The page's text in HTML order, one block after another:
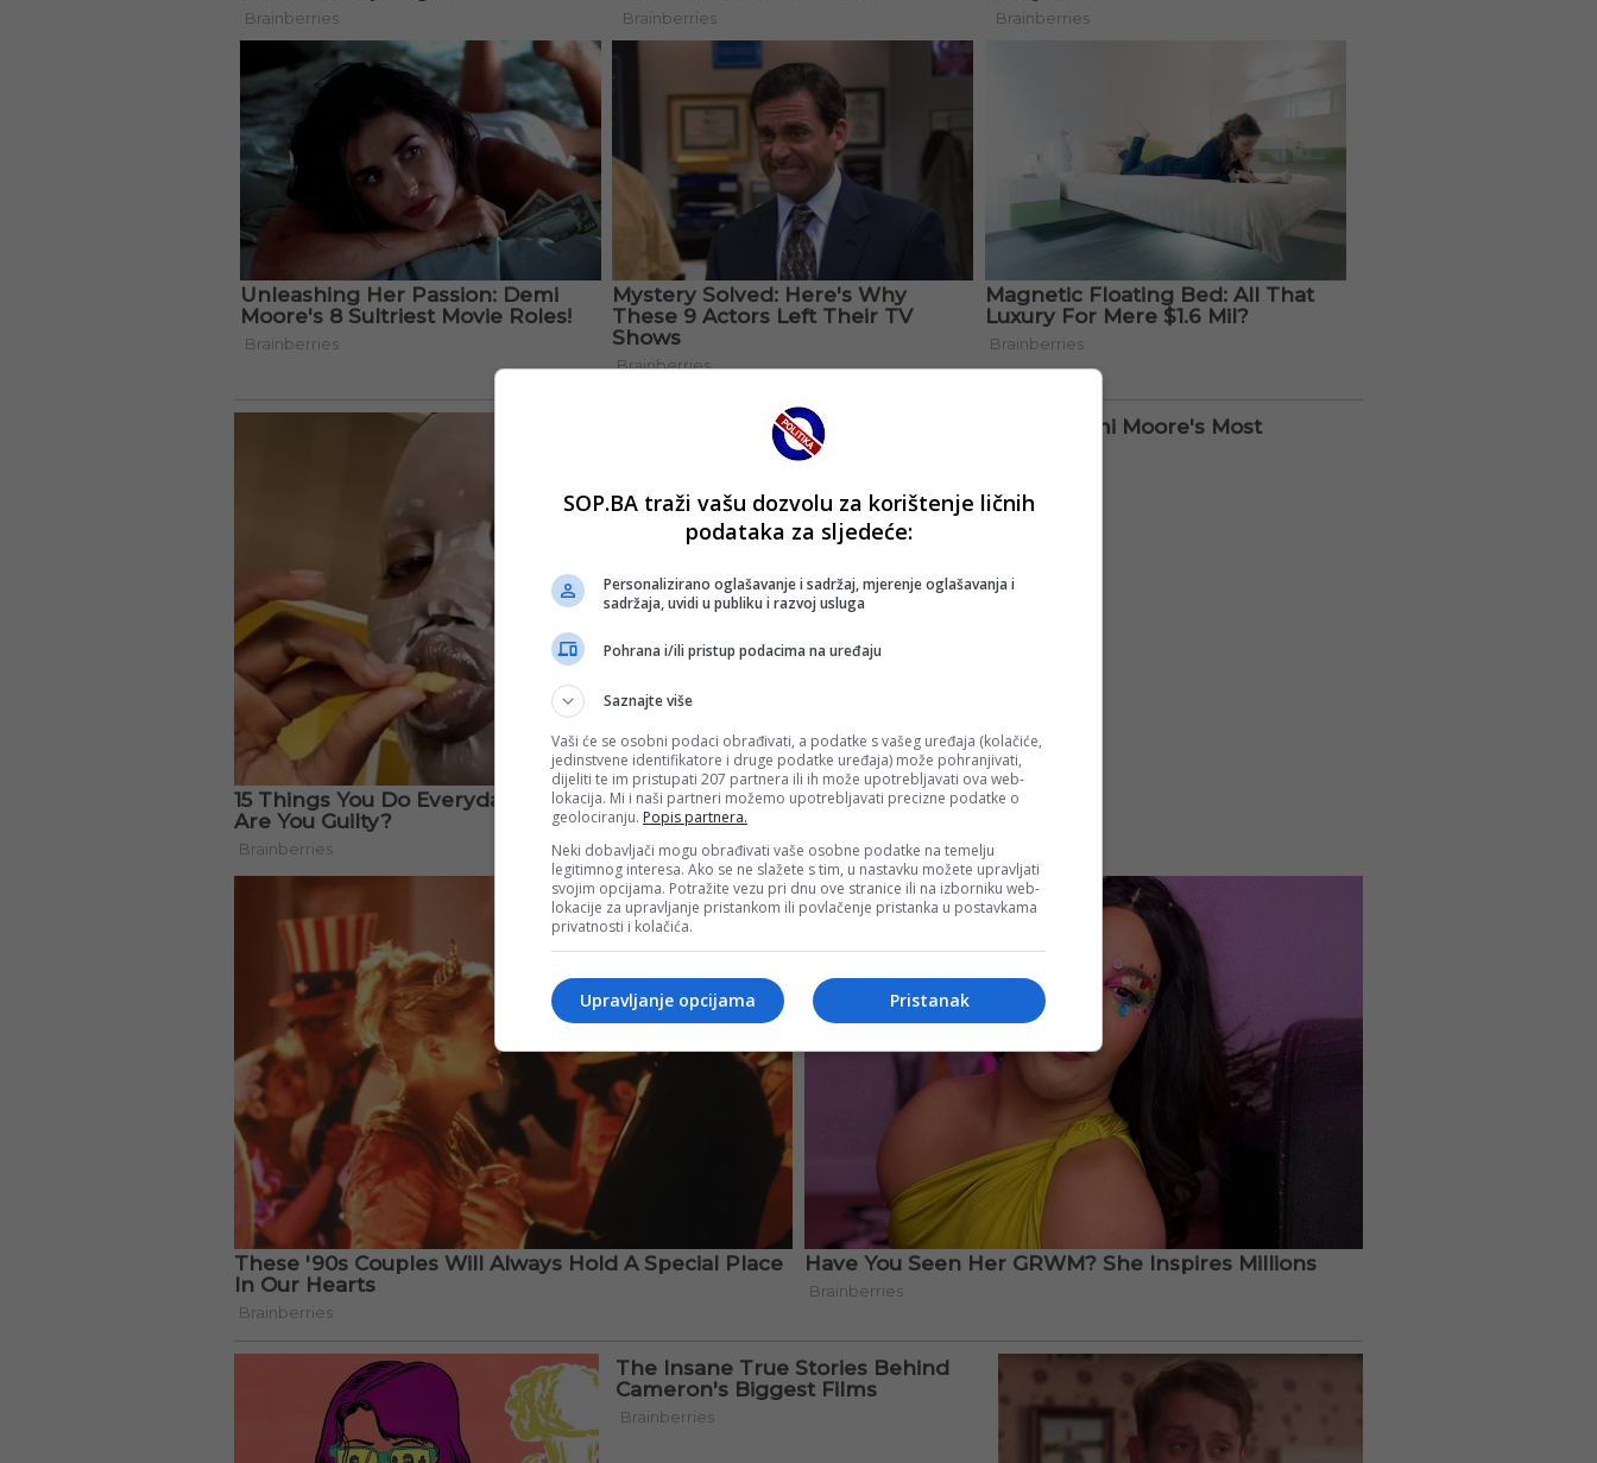
SOP.BA traži vašu dozvolu za korištenje ličnih
podataka za sljedeće:
Personalizirano oglašavanje i sadržaj, mjerenje oglašavanja i
sadržaja, uvidi u publiku i razvoj usluga
Pohrana i/ili pristup podacima na uređaju
Saznajte više
Vaši će se osobni podaci obrađivati, a podatke s vašeg uređaja (kolačiće,
jedinstvene identifikatore i druge podatke uređaja) može pohranjivati,
dijeliti te im pristupati 207 partnera ili ih može upotrebljavati ova web-
lokacija. Mi i naši partneri možemo upotrebljavati precizne podatke o
geolociranju. Popis partnera.
Neki dobavljači mogu obrađivati vaše osobne podatke na temelju
legitimnog interesa. Ako se ne slažete s tim, u nastavku možete upravljati
svojim opcijama. Potražite vezu pri dnu ove stranice ili na izborniku web-
lokacije za upravljanje pristankom ili povlačenje pristanka u postavkama
privatnosti i kolačića.
Pristanak
Upravljanje opcijama